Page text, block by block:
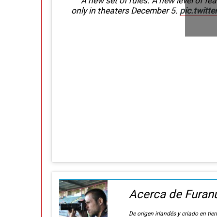
only in theaters December 5.
Acerca de
De origen irlandés y criado en